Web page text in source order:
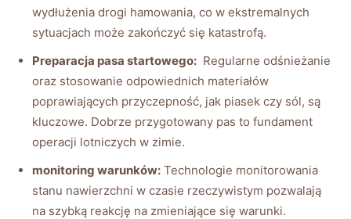
wydłużenia drogi ⁢hamowania, co w‌ ekstremalnych
sytuacjach może zakończyć się ⁣katastrofą.
Preparacja pasa ​startowego: ⁢ Regularne odśnieżanie
oraz stosowanie ⁣odpowiednich materiałów
poprawiających ‌przyczepność, jak piasek⁣ czy sól, są
kluczowe. Dobrze przygotowany pas to fundament
operacji lotniczych w zimie.
monitoring warunków: Technologie monitorowania
stanu nawierzchni⁤ w⁤ czasie rzeczywistym‍ pozwalają
na szybką reakcję ⁣na zmieniające się warunki.